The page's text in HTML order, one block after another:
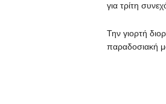
για τρίτη
Την γιορτή
παραδοσιακή